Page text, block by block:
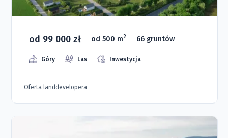
od 99 000 zł od 500 m2 66 gruntów
Góry Las Inwestycja
Oferta landdevelopera